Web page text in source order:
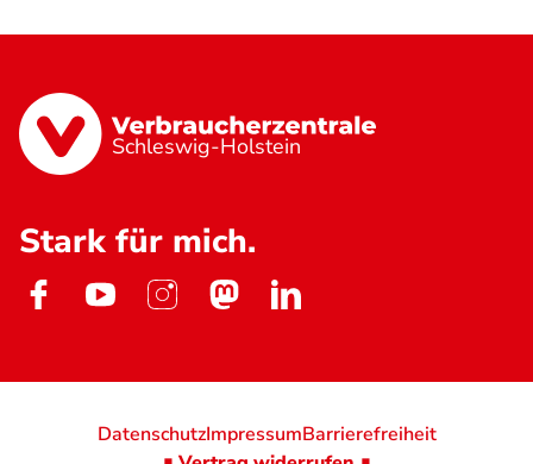
Schleswig-Holstein
Stark für mich.
DatenschutzImpressumBarrierefreiheit